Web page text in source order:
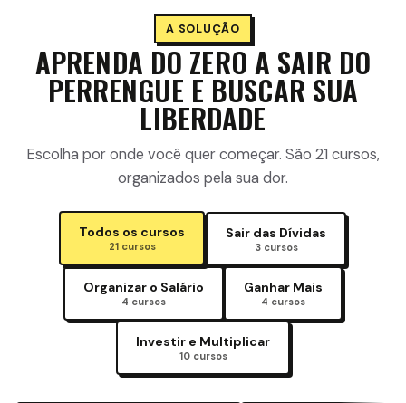
A SOLUÇÃO
APRENDA DO ZERO A SAIR DO
PERRENGUE E BUSCAR SUA
LIBERDADE
Escolha por onde você quer começar. São 21 cursos,
organizados pela sua dor.
Todos os cursos
21 cursos
Sair das Dívidas
3 cursos
Organizar o Salário
4 cursos
Ganhar Mais
4 cursos
Investir e Multiplicar
10 cursos